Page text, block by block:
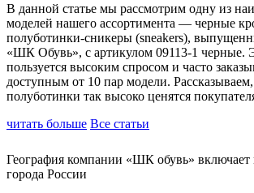
В данной статье мы рассмотрим одну из
моделей нашего ассортимента — черные
полуботинки-сникеры (sneakers),
«ШК Обувь», с артикулом 09113-1 черные.
пользуется высоким спросом и часто
доступным от 10 пар модели.
полуботинки так высоко ценятся
читать больше Все статьи
География компании «ШК обувь» включает
города России